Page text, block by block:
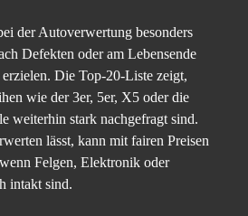
der Autoverwertung besonders
Defekten oder am Lebensende
Die Top-20-Liste zeigt,
wie der 3er, 5er, X5 oder die
weiterhin stark nachgefragt sind.
lässt, kann mit fairen Preisen
Felgen, Elektronik oder
intakt sind.